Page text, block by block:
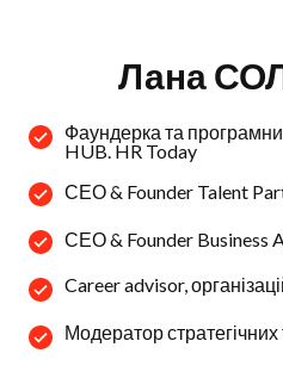
Лана
Фаундерка та
HUB. HR Today
СЕО & Founder Talent
СЕО & Founder Business
Career advisor,
Модератор